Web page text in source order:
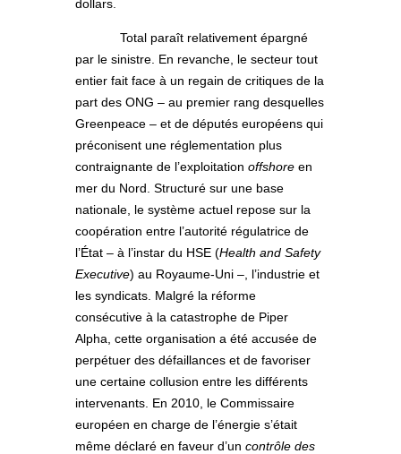
dollars.
Total paraît relativement épargné
par le sinistre. En revanche, le secteur tout
entier fait face à un regain de critiques de la
part des ONG – au premier rang desquelles
Greenpeace – et de députés européens qui
préconisent une réglementation plus
contraignante de l’exploitation offshore en
mer du Nord. Structuré sur une base
nationale, le système actuel repose sur la
coopération entre l’autorité régulatrice de
l’État – à l’instar du HSE (Health and Safety
Executive) au Royaume-Uni –, l’industrie et
les syndicats. Malgré la réforme
consécutive à la catastrophe de Piper
Alpha, cette organisation a été accusée de
perpétuer des défaillances et de favoriser
une certaine collusion entre les différents
intervenants. En 2010, le Commissaire
européen en charge de l’énergie s’était
même déclaré en faveur d’un contrôle des